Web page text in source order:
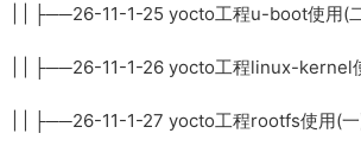
| | ├──26-11-1-25 yocto工程u-boot使用(
| | ├──26-11-1-26 yocto工程linux-kernel
| | ├──26-11-1-27 yocto工程rootfs使用(